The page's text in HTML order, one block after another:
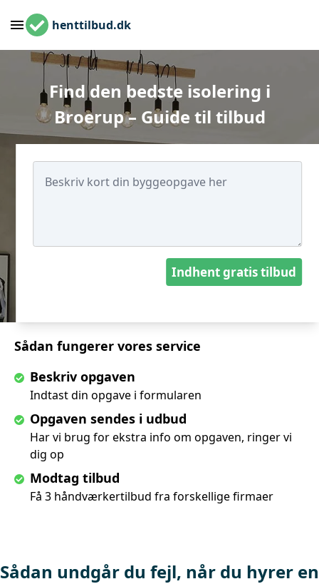
henttilbud.dk
Find den bedste isolering i
Broerup – Guide til tilbud
Sådan fungerer vores service
Beskriv opgaven
Indtast din opgave i formularen
Opgaven sendes i udbud
Har vi brug for ekstra info om opgaven, ringer vi
dig op
Modtag tilbud
Få 3 håndværkertilbud fra forskellige firmaer
Indhent gratis tilbud
Sådan undgår du fejl, når du hyrer en